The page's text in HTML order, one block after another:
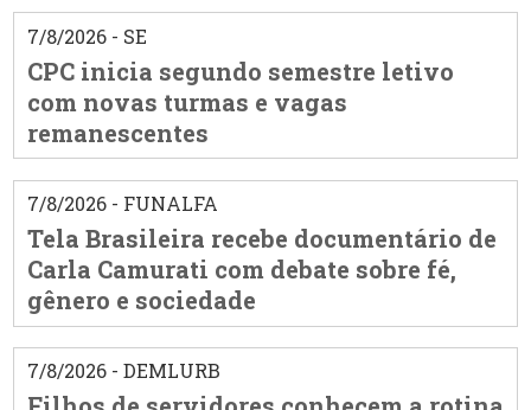
7/8/2026 - SE
CPC inicia segundo semestre letivo
com novas turmas e vagas
remanescentes
7/8/2026 - FUNALFA
Tela Brasileira recebe documentário de
Carla Camurati com debate sobre fé,
gênero e sociedade
7/8/2026 - DEMLURB